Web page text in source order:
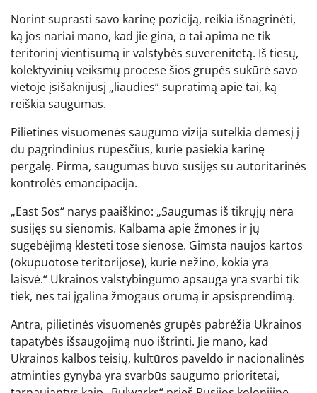
Norint suprasti savo karinę poziciją, reikia išnagrinėti,
ką jos nariai mano, kad jie gina, o tai apima ne tik
teritorinį vientisumą ir valstybės suverenitetą. Iš tiesų,
kolektyvinių veiksmų procese šios grupės sukūrė savo
vietoje įsišaknijusį „liaudies“ supratimą apie tai, ką
reiškia saugumas.
Pilietinės visuomenės saugumo vizija sutelkia dėmesį į
du pagrindinius rūpesčius, kurie pasiekia karinę
pergalę. Pirma, saugumas buvo susijęs su autoritarinės
kontrolės emancipacija.
„East Sos“ narys paaiškino: „Saugumas iš tikrųjų nėra
susijęs su sienomis. Kalbama apie žmones ir jų
sugebėjimą klestėti tose sienose. Gimsta naujos kartos
(okupuotose teritorijose), kurie nežino, kokia yra
laisvė.“ Ukrainos valstybingumo apsauga yra svarbi tik
tiek, nes tai įgalina žmogaus orumą ir apsisprendimą.
Antra, pilietinės visuomenės grupės pabrėžia Ukrainos
tapatybės išsaugojimą nuo ištrinti. Jie mano, kad
Ukrainos kalbos teisių, kultūros paveldo ir nacionalinės
atminties gynyba yra svarbūs saugumo prioritetai,